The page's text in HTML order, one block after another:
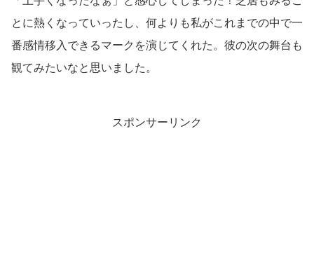
とに熱くなっていったし、何よりも私がこれまでの中で一
番感情移入できるマークを演じてくれた。彼の次の舞台も
観てみたいなと思いました。
スポンサーリンク